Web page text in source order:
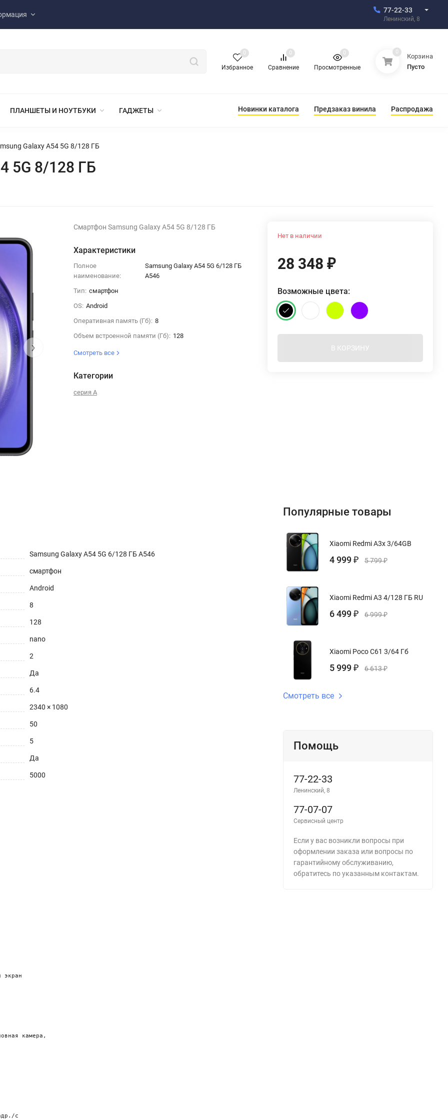
77-22-33
Ленинский, 8
Избранное
0
Сравнение
0
Просмотренные
0 0
Корзина
Пусто
ПЛАНШЕТЫ И НОУТБУКИ ГАДЖЕТЫ Новинки каталога Предзаказ винила Распродажа
Galaxy A54 5G 8/128 ГБ
5G 8/128 ГБ
›
Смартфон Samsung Galaxy A54 5G 8/128 ГБ
Характеристики
Полное
наименование:
Samsung Galaxy A54 5G 6/128 ГБ
A546
Тип: смартфон
OS: Android
Оперативная память (Гб): 8
Объем встроенной памяти (Гб): 128
Смотреть все
Категории
серия A
Нет в наличии
28 348₽
Возможные цвета:
В КОРЗИНУ
Samsung Galaxy A54 5G 6/128 ГБ A546
смартфон
Android
8
128
nano
2
Да
6.4
2340 × 1080
50
5
Да
5000
экран
камера,
с
Популярные товары
Xiaomi Redmi A3x 3/64GB
4 999 ₽ 5 799₽
Xiaomi Redmi A3 4/128 ГБ RU
6 499 ₽ 6 999₽
Xiaomi Poco C61 3/64 Гб
5 999 ₽ 6 613₽
Смотреть все
Помощь
77-22-33
Ленинский, 8
77-07-07
Сервисный центр
Если у вас возникли вопросы при
оформлении заказа или вопросы по
гарантийному обслуживанию,
обратитесь по указанным контактам.